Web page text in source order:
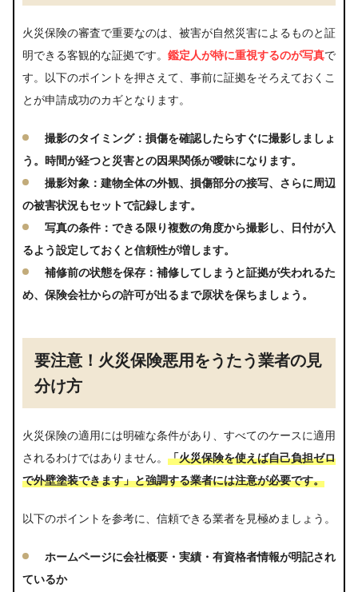
火災保険の審査で重要なのは、被害が自然災害によるものと証
明できる客観的な証拠です。 鑑定人が特に重視するのが写真で
す。以下のポイントを押さえて、事前に証拠をそろえておくこ
とが申請成功のカギとなります。
撮影のタイミング：損傷を確認したらすぐに撮影しましょ
う。時間が経つと災害との因果関係が曖昧になります。
撮影対象：建物全体の外観、損傷部分の接写、さらに周辺
の被害状況もセットで記録します。
写真の条件：できる限り複数の角度から撮影し、日付が入
るよう設定しておくと信頼性が増します。
補修前の状態を保存：補修してしまうと証拠が失われるた
め、保険会社からの許可が出るまで原状を保ちましょう。
要注意！火災保険悪用をうたう業者の見
分け方
火災保険の適用には明確な条件があり、すべてのケースに適用
されるわけではありません。 「火災保険を使えば自己負担ゼロ
で外壁塗装できます」と強調する業者には注意が必要です。
以下のポイントを参考に、信頼できる業者を見極めましょう。
ホームページに会社概要・実績・有資格者情報が明記され
ているか